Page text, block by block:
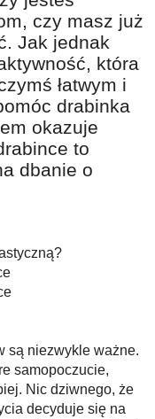
nie tylko dla 60plus
czy masz już
Jak jednak
która
łatwym i
drabinka
okazuje
to
dbanie o
są niezwykle ważne.
samopoczucie,
Nic dziwnego, że
decyduje się na